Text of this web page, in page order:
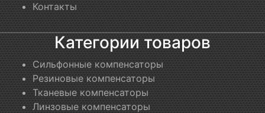
Контакты
Категории товаров
Сильфонные компенсаторы
Резиновые компенсаторы
Тканевые компенсаторы
Линзовые компенсаторы